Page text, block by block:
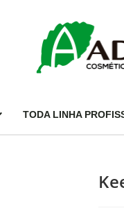
TODA LINHA